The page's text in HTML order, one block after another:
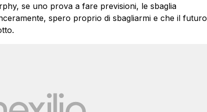
se uno prova a fare previsioni, le sbaglia
spero proprio di sbagliarmi e che il futuro